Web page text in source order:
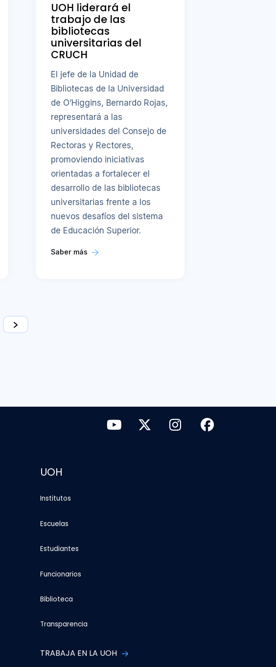
UOH liderará el
trabajo de las
bibliotecas
universitarias del
CRUCH
El jefe de la Unidad de
Bibliotecas de la Universidad
de O’Higgins, Bernardo Rojas,
representará a las
universidades del Consejo de
Rectoras y Rectores,
promoviendo iniciativas
orientadas a fortalecer el
desarrollo de las bibliotecas
universitarias frente a los
nuevos desafíos del sistema
de Educación Superior.
Saber más
UOH
Institutos
Escuelas
Estudiantes
Funcionarios
Biblioteca
Transparencia
TRABAJA EN LA UOH